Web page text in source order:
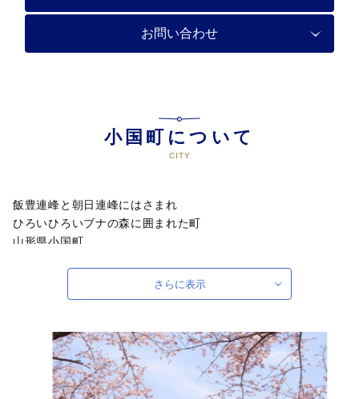
お問い合わせ
小国町について
飯豊連峰と朝日連峰にはさまれ
ひろいひろいブナの森に囲まれた町
山形県小国町。
しんしんと降りつもる雪が
寒さきびしい白い森。
夏になると、そこは
白い木肌のブナが
さらに表示